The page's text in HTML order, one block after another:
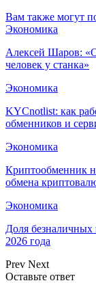
Вам также могут
Экономика
Алексей Шаров:
человек у станка»
Экономика
KYCnotlist: как
обменников и
Экономика
Криптообменник
обмена
Экономика
Доля
2026 года
Prev Next
Оставьте ответ